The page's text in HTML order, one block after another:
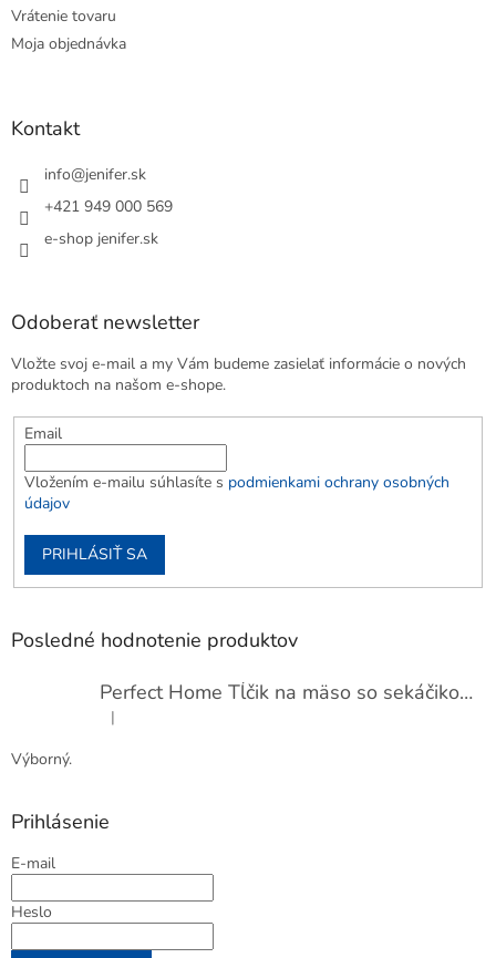
Vrátenie tovaru
Moja objednávka
Kontakt
info@jenifer.sk
+421 949 000 569
e-shop jenifer.sk
Odoberať newsletter
Vložte svoj e-mail a my Vám budeme zasielať informácie o nových
produktoch na našom e-shope.
Email
Vložením e-mailu súhlasíte s podmienkami ochrany osobných
údajov
PRIHLÁSIŤ SA
Posledné hodnotenie produktov
Perfect Home Tĺčik na mäso so sekáčikom, 56893
Hodnotenie produktu je 5 z 5 hviezdičiek.
|
Výborný.
Prihlásenie
E-mail
Heslo